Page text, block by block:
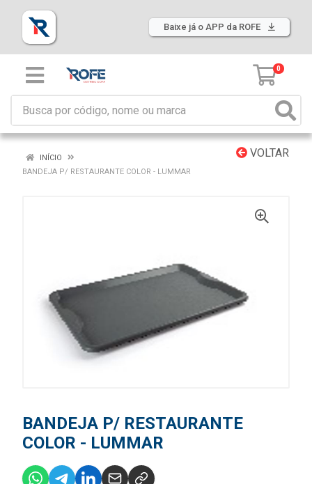
Baixe já o APP da ROFE
0
VOLTAR
INÍCIO
BANDEJA P/ RESTAURANTE COLOR - LUMMAR
BANDEJA P/ RESTAURANTE
COLOR - LUMMAR